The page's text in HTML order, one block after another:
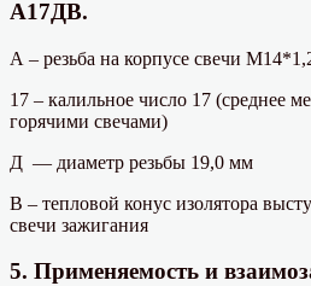
А17ДВ.
А – резьба на корпусе свечи
17 – калильное число 17 (среднее
горячими свечами)
Д — диаметр резьбы 19,0 мм
В – тепловой конус изолятора
свечи зажигания
5. Применяемость и